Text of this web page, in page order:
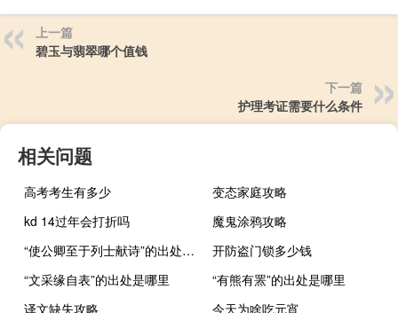
上一篇
碧玉与翡翠哪个值钱
下一篇
护理考证需要什么条件
相关问题
高考考生有多少
变态家庭攻略
kd 14过年会打折吗
魔鬼涂鸦攻略
“使公卿至于列士献诗”的出处是哪里
开防盗门锁多少钱
“文采缘自表”的出处是哪里
“有熊有罴”的出处是哪里
译文缺失攻略
今天为啥吃元宵